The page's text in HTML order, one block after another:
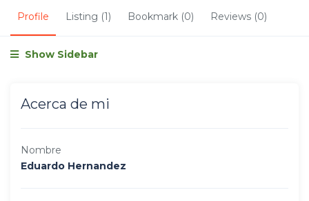
Profile Listing (1) Bookmark (0) Reviews (0)
Show Sidebar
Acerca de mi
Nombre
Eduardo Hernandez